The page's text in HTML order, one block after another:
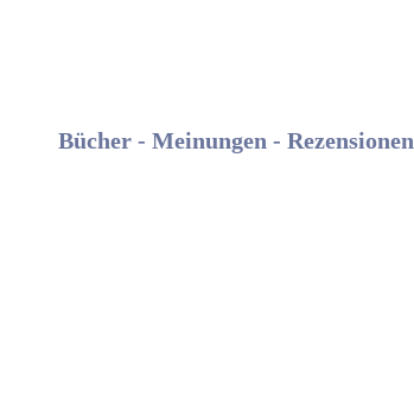
Bücher - Meinungen - Rezensionen